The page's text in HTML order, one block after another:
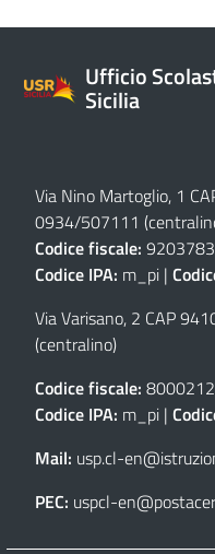
Ufficio
Sicilia
Via Nino Martoglio, 1
0934/507111
Codice fiscale:
Codice IPA: m_pi |
Via Varisano, 2 CAP
(centralino)
Codice fiscale:
Codice IPA: m_pi |
Mail: usp.cl-
PEC: uspcl-